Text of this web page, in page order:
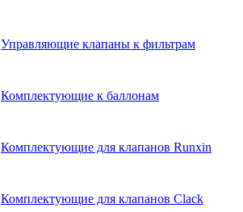
Управляющие клапаны к фильтрам
Комплектующие к баллонам
Комплектующие для клапанов Runxin
Комплектующие для клапанов Clack